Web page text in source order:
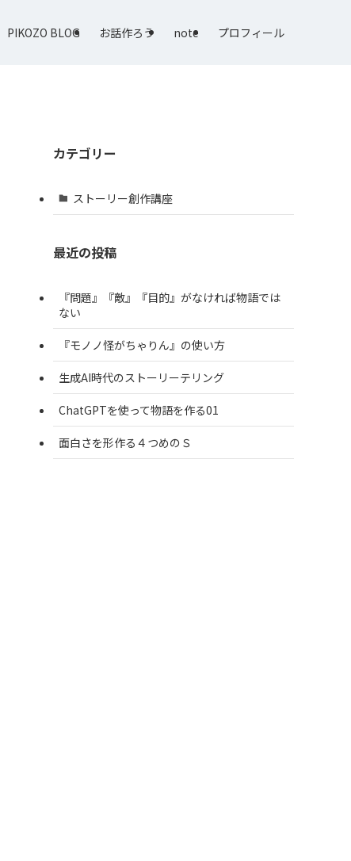
PIKOZO BLOG お話作ろう note プロフィール
カテゴリー
ストーリー創作講座
最近の投稿
『問題』『敵』『目的』がなければ物語では
ない
『モノノ怪がちゃりん』の使い方
生成AI時代のストーリーテリング
ChatGPTを使って物語を作る01
面白さを形作る４つめのＳ